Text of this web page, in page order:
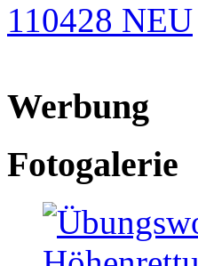
Werbung
Fotogalerie